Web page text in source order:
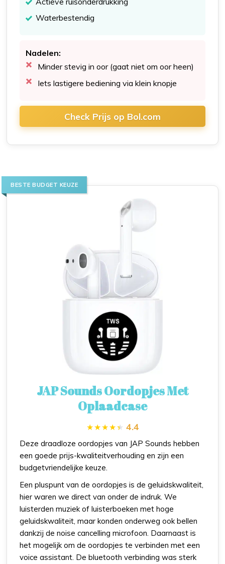
Waterbestendig
Nadelen:
Minder stevig in oor (gaat niet om oor heen)
Iets lastigere bediening via klein knopje
Check Prijs op Bol.com
BESTE BUDGET KEUZE
JAP Sounds Oordopjes Met
Oplaadcase
4.4
Deze draadloze oordopjes van JAP Sounds hebben
een goede prijs-kwaliteitverhouding en zijn een
budgetvriendelijke keuze.
Een pluspunt van de oordopjes is de geluidskwaliteit,
hier waren we direct van onder de indruk. We
luisterden muziek of luisterboeken met hoge
geluidskwaliteit, maar konden onderweg ook bellen
dankzij de noise cancelling microfoon. Daarnaast is
het mogelijk om de oordopjes te verbinden met een
voice assistant. De bluetooth verbinding was sterk